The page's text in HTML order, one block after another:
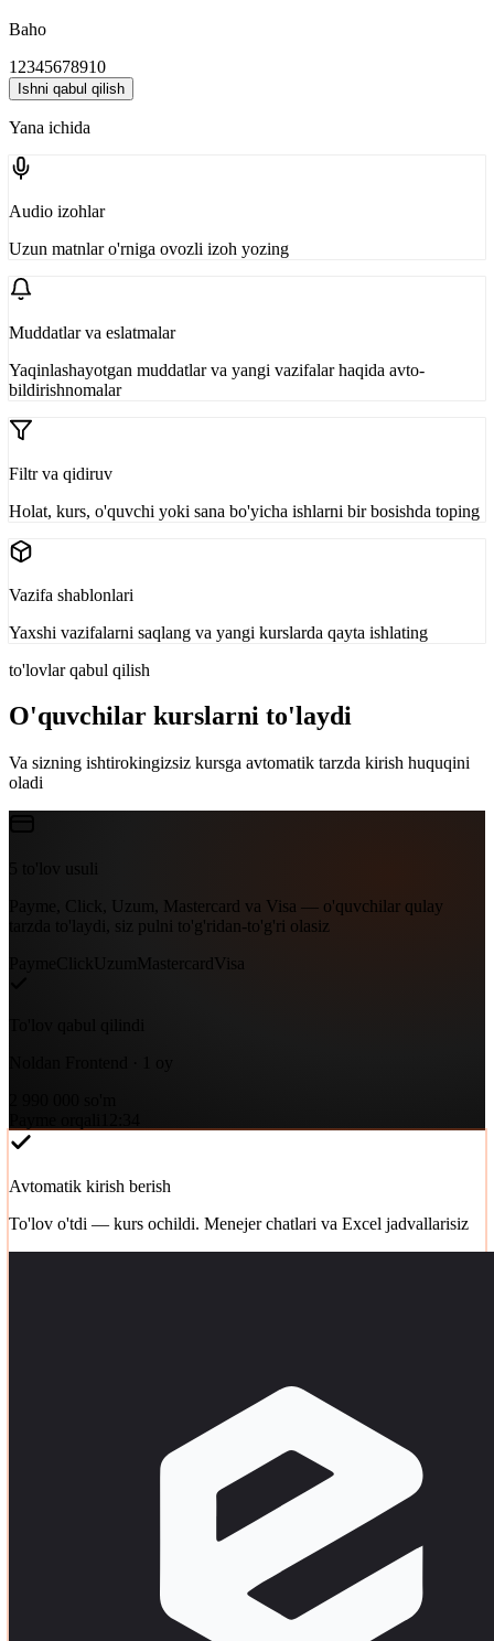
Baho
1 2345678910
Ishni qabul qilish
Yana ichida
Audio izohlar
Uzun matnlar o'rniga ovozli izoh yozing
Muddatlar va eslatmalar
Yaqinlashayotgan muddatlar va yangi vazifalar haqida avto-
bildirishnomalar
Filtr va qidiruv
Holat, kurs, o'quvchi yoki sana bo'yicha ishlarni bir bosishda toping
Vazifa shablonlari
Yaxshi vazifalarni saqlang va yangi kurslarda qayta ishlating
to'lovlar qabul qilish
O'quvchilar kurslarni to'laydi
Va sizning ishtirokingizsiz kursga avtomatik tarzda kirish huquqini
oladi
5 to'lov usuli
Payme, Click, Uzum, Mastercard va Visa — o'quvchilar qulay
tarzda to'laydi, siz pulni to'g'ridan-to'g'ri olasiz
UzumMastercardVisa
Avtomatik kirish berish
To'lov o'tdi — kurs ochildi. Menejer chatlari va Excel jadvallarisiz